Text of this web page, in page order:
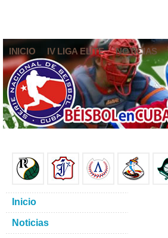
INICIO IV LIGA ELITE NOTICIAS
Inicio
Noticias